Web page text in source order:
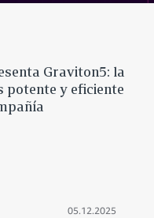
Graviton5: la
potente y eficiente
05.12.2025